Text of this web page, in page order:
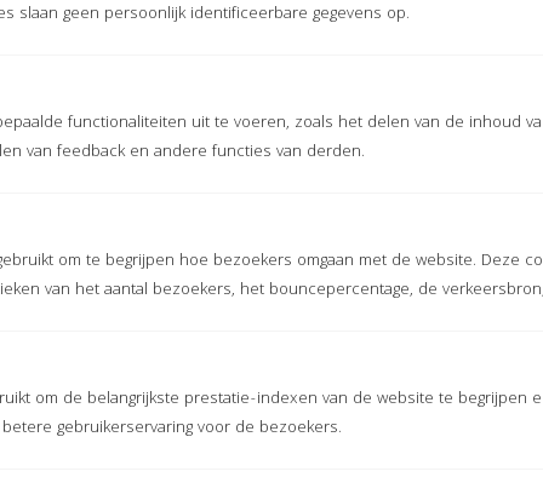
slaan geen persoonlijk identificeerbare gegevens op.
functionaliteiten uit te voeren, zoals het delen van de inhoud
van feedback en andere functies van derden.
om te begrijpen hoe bezoekers omgaan met de website. Deze
van het aantal bezoekers, het bouncepercentage, de
om de belangrijkste prestatie-indexen van de website te begrijpen
gebruikerservaring voor de bezoekers.
Advies nodig?
Bel ons via316 464 414 16of vraag een offerte aan